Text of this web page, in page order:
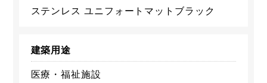
ステンレス ユニフォートマットブラック
建築用途
医療・福祉施設